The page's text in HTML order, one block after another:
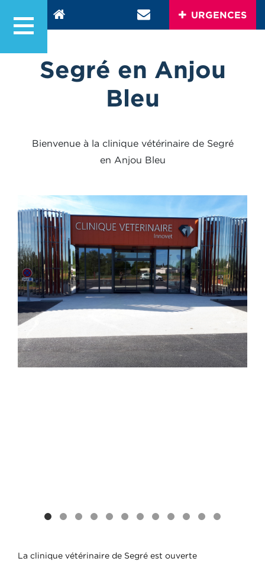
URGENCES
Segré en Anjou
Bleu
Bienvenue à la clinique vétérinaire de Segré
en Anjou Bleu
La clinique vétérinaire de Segré est ouverte